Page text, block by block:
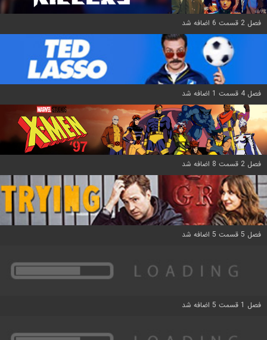
فصل 2 قسمت 6 اضافه شد
فصل 4 قسمت 1 اضافه شد
فصل 2 قسمت 8 اضافه شد
فصل 5 قسمت 5 اضافه شد
فصل 1 قسمت 5 اضافه شد